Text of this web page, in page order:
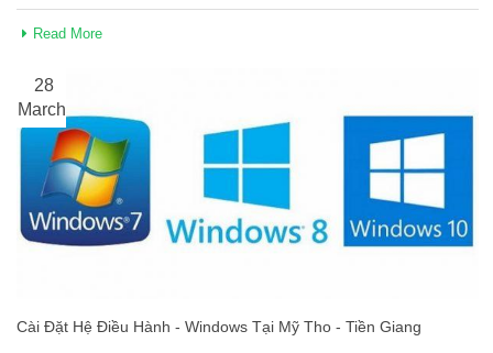
Read More
28
March
Cài Đặt Hệ Điều Hành - Windows Tại Mỹ Tho - Tiền Giang